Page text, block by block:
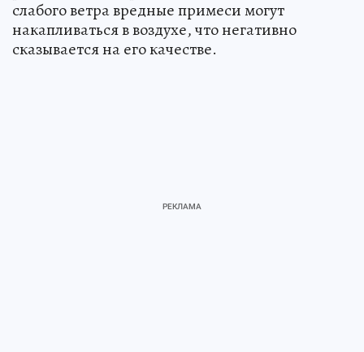
слабого ветра вредные примеси могут
накапливаться в воздухе, что негативно
сказывается на его качестве.